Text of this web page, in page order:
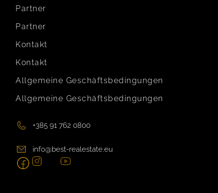
Partner
Partner
Kontakt
Kontakt
Allgemeine Geschäftsbedingungen
Allgemeine Geschäftsbedingungen
+385 91 762 0800
info@best-realestate.eu